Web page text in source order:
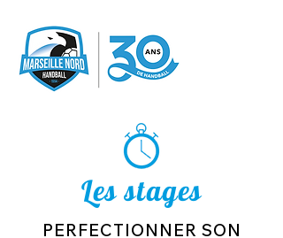
Les stages
PERFECTIONNER SON